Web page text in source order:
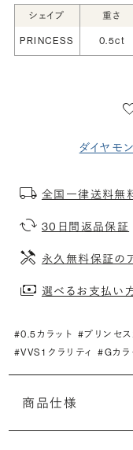
シェイプ 重さ
PRINCESS 0.5ct
ダイヤモ
全国一律送料無
30日間返品保証
永久無料保証の
選べるお支払い
#0.5カラット #プリンセス
#VVS1 クラリティ
#Gカラ
商品仕様